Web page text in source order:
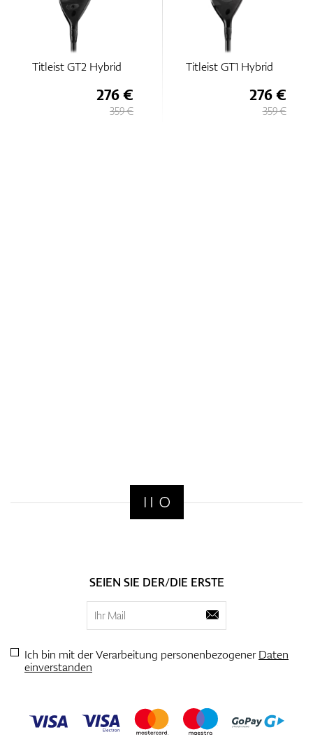
Titleist GT2 Hybrid
276 €
359 €
Titleist GT1 Hybrid
276 €
359 €
SEIEN SIE DER/DIE ERSTE
Ich bin mit der Verarbeitung personenbezogenerDaten
einverstanden